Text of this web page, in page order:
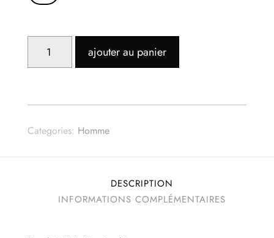
NOIR
ajouter au panier
Categories: Homme
DESCRIPTION
INFORMATIONS COMPLÉMENTAIRES